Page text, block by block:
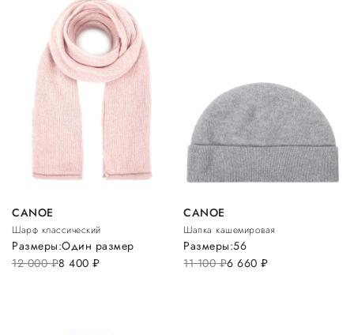
CANOE
Шарф классический
12 000руб.8 400 руб.
Размеры:Один размер
CANOE
Шапка кашемировая
11 100руб.6 660руб.
Размеры:56